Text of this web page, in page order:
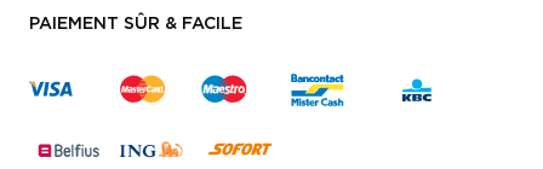
PAIEMENT SÛR & FACILE